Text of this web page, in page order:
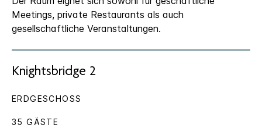
Meetings, private Restaurants als auch
gesellschaftliche Veranstaltungen.
Knightsbridge 2
ERDGESCHOSS
35 GÄSTE